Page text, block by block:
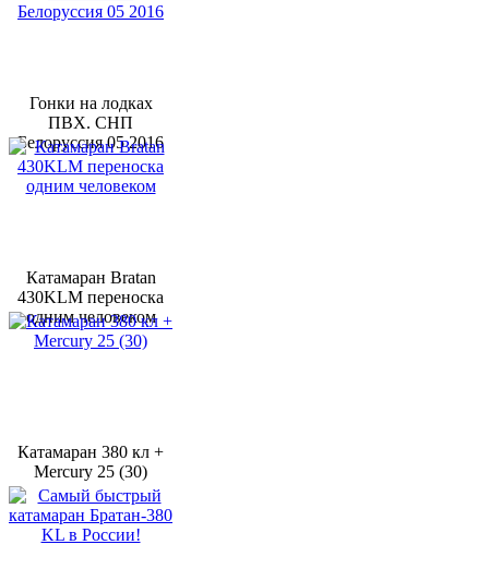
Гонки на лодках
ПВХ. СНП
Белоруссия 05 2016
Катамаран Bratan
430KLM переноска
одним человеком
Катамаран 380 кл +
Mercury 25 (30)